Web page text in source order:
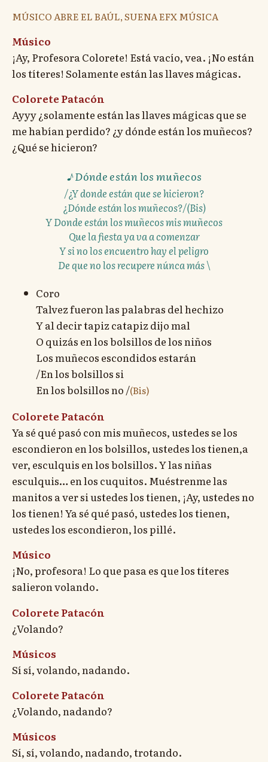
MÚSICO ABRE EL BAÚL, SUENA EFX MÚSICA
Músico
¡Ay, Profesora Colorete! Está vacío, vea. ¡No están
los títeres! Solamente están las llaves mágicas.
Colorete Patacón
Ayyy ¿solamente están las llaves mágicas que se
me habían perdido? ¿y dónde están los muñecos?
¿Qué se hicieron?
Dónde están los muñecos
/¿Y donde están que se hicieron?
¿Dónde están los muñecos?/(Bis)
Y Donde están los muñecos mis muñecos
Que la fiesta ya va a comenzar
Y si no los encuentro hay el peligro
De que no los recupere núnca más \
Coro
Talvez fueron las palabras del hechizo
Y al decir tapiz catapiz dijo mal
O quizás en los bolsillos de los niños
Los muñecos escondidos estarán
/En los bolsillos si
En los bolsillos no /(Bis)
Colorete Patacón
Ya sé qué pasó con mis muñecos, ustedes se los
escondieron en los bolsillos, ustedes los tienen,a
ver, esculquis en los bolsillos. Y las niñas
esculquis… en los cuquitos. Muéstrenme las
manitos a ver si ustedes los tienen, ¡Ay, ustedes no
los tienen! Ya sé qué pasó, ustedes los tienen,
ustedes los escondieron, los pillé.
Músico
¡No, profesora! Lo que pasa es que los títeres
salieron volando.
Colorete Patacón
¿Volando?
Músicos
Sí sí, volando, nadando.
Colorete Patacón
¿Volando, nadando?
Músicos
Sí, sí, volando, nadando, trotando.